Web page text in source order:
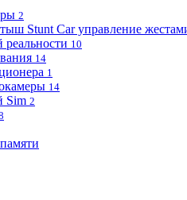
2
Stunt Car управление
10
14
1
14
Sim 2